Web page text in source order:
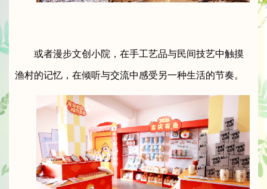
或者漫步文创小院，在手工艺品与民间技艺中触摸
渔村的记忆，在倾听与交流中感受另一种生活的节奏。